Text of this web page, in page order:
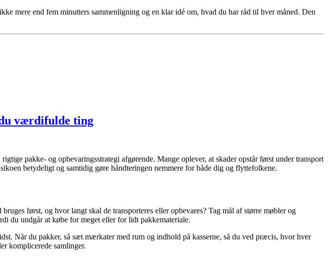
mere end fem minutters sammenligning og en klar idé om, hvad du har råd til hver måned. Den
værdifulde ting
pakke- og opbevaringsstrategi afgørende. Mange oplever, at skader opstår først under transport
betydeligt og samtidig gøre håndteringen nemmere for både dig og flyttefolkene.
først, og hvor langt skal de transporteres eller opbevares? Tag mål af større møbler og
du undgår at købe for meget eller for lidt pakkemateriale.
Når du pakker, så sæt mærkater med rum og indhold på kasserne, så du ved præcis, hvor hver
komplicerede samlinger.